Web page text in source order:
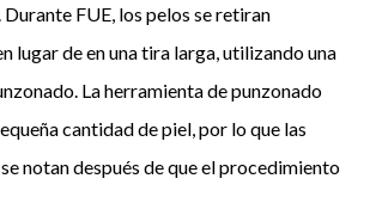
FUE, los pelos se retiran
lugar de en una tira larga, utilizando una
La herramienta de punzonado
cantidad de piel, por lo que las
notan después de que el procedimiento